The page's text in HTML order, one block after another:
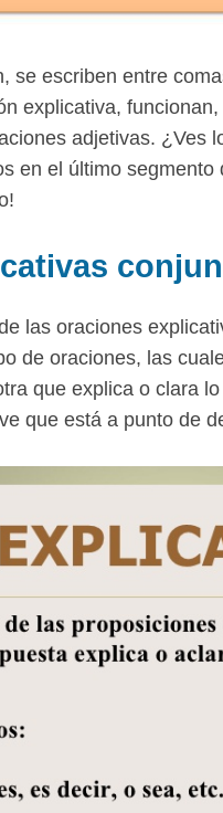
se escriben entre
explicativa,
adjetivas. ¿Ves
en el último
las oraciones
de oraciones, las
que explica o clara
que está a punto de